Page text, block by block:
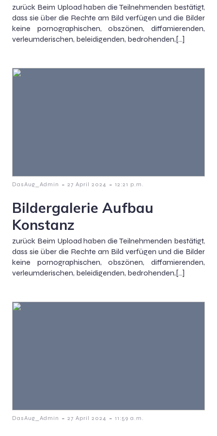
zurück Beim Upload haben die Teilnehmenden bestätigt,
dass sie über die Rechte am Bild verfügen und die Bilder
keine pornographischen, obszönen, diffamierenden,
verleumderischen, beleidigenden, bedrohenden,[…]
DasAug_Admin - 27 April 2024 - 12:21 p.m.
Bildergalerie Aufbau
Konstanz
zurück Beim Upload haben die Teilnehmenden bestätigt,
dass sie über die Rechte am Bild verfügen und die Bilder
keine pornographischen, obszönen, diffamierenden,
verleumderischen, beleidigenden, bedrohenden,[…]
DasAug_Admin - 27 April 2024 - 11:59 a.m.